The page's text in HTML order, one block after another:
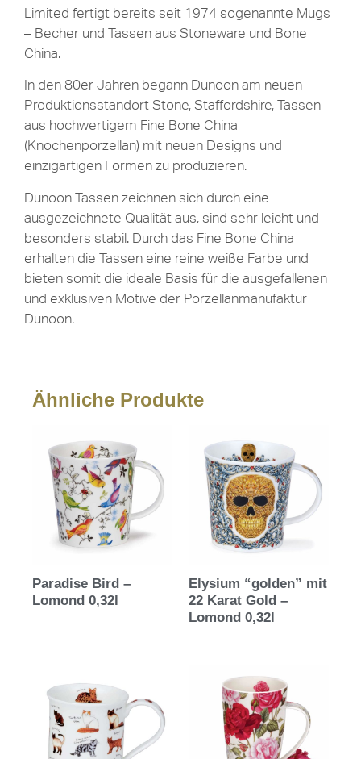
Limited fertigt bereits seit 1974 sogenannte Mugs
– Becher und Tassen aus Stoneware und Bone
China.
In den 80er Jahren begann Dunoon am neuen
Produktionsstandort Stone, Staffordshire, Tassen
aus hochwertigem Fine Bone China
(Knochenporzellan) mit neuen Designs und
einzigartigen Formen zu produzieren.
Dunoon Tassen zeichnen sich durch eine
ausgezeichnete Qualität aus, sind sehr leicht und
besonders stabil. Durch das Fine Bone China
erhalten die Tassen eine reine weiße Farbe und
bieten somit die ideale Basis für die ausgefallenen
und exklusiven Motive der Porzellanmanufaktur
Dunoon.
Ähnliche Produkte
Paradise Bird –
Lomond 0,32l
Elysium “golden” mit
22 Karat Gold –
Lomond 0,32l